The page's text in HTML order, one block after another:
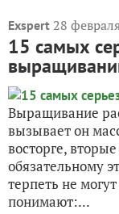
Exspert 28
15 самых
Выращивание
вызывает он
восторге,
обязательному
терпеть не
понимают:...